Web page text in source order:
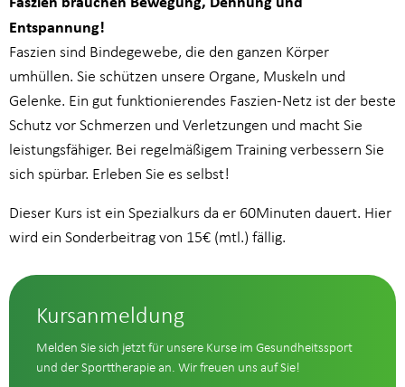
Entspannung!
Faszien sind Bindegewebe, die den ganzen Körper
umhüllen. Sie schützen unsere Organe, Muskeln und
Gelenke. Ein gut funktionierendes Faszien-Netz ist der beste
Schutz vor Schmerzen und Verletzungen und macht Sie
leistungsfähiger. Bei regelmäßigem Training verbessern Sie
sich spürbar. Erleben Sie es selbst!
Dieser Kurs ist ein Spezialkurs da er 60Minuten dauert. Hier
wird ein Sonderbeitrag von 15€ (mtl.) fällig.
Kursanmeldung
Melden Sie sich jetzt für unsere Kurse im Gesundheitssport
und der Sporttherapie an. Wir freuen uns auf Sie!